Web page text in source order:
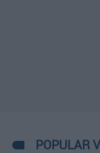
POPULAR